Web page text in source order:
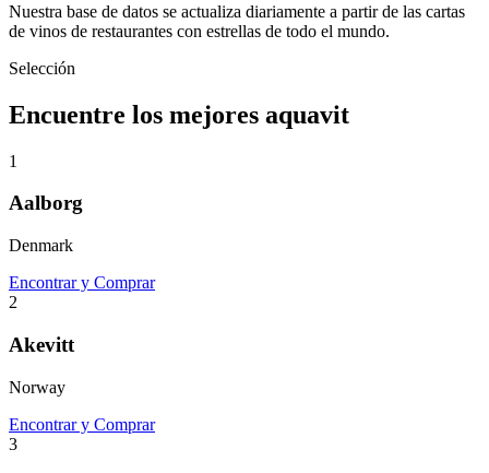
Nuestra base de datos se actualiza diariamente a partir de las cartas
de vinos de restaurantes con estrellas de todo el mundo.
Selección
Encuentre los mejores aquavit
1
Aalborg
Denmark
Encontrar y Comprar
2
Akevitt
Norway
Encontrar y Comprar
3